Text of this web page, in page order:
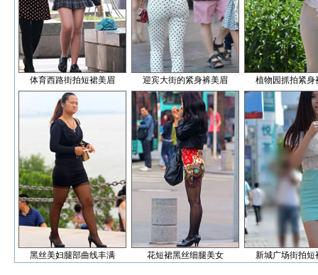
体育西路街拍短裙美眉 迎宾大街的紧身裤美眉 植物园抓拍紧身
黑丝美妇腿部曲线丰满 花短裙黑丝细腿美女 新城广场街拍短